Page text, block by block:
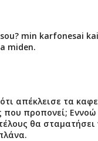
min karfonesai
miden.
απέκλεισε τα
που προπονεί;
θα